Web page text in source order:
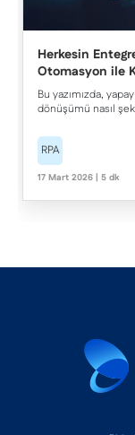
Herkesin
Otomasyon ile
Bu yazımızda,
dönüşümü nasıl
bu teknolojilerden
entegrasyonun
dijital dönüşüm
RPA
17 Mart 2026 | 5 dk